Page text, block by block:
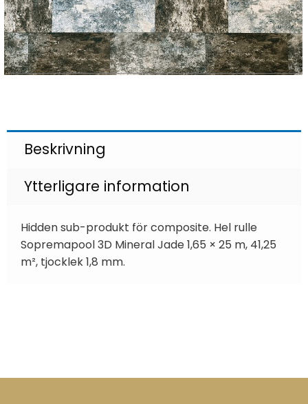
Beskrivning
Ytterligare information
Hidden sub-produkt för composite. Hel rulle
Sopremapool 3D Mineral Jade 1,65 × 25 m, 41,25
m², tjocklek 1,8 mm.